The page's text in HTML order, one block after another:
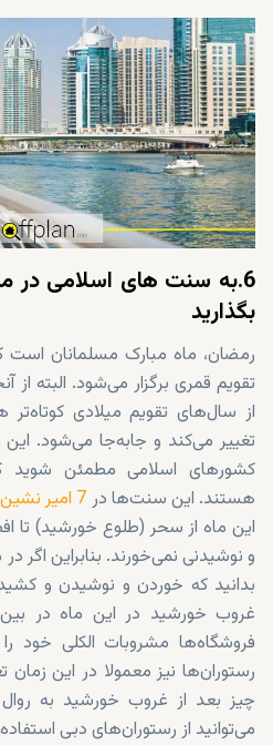
6.به سنت های اسلامی در
بگذارید
رمضان، ماه مبارک مسلمانان است
تقویم قمری برگزار می‌شود. البته
از سال‌های تقویم میلادی
تغییر می‌کند و جابه‌جا می‌شود. این
کشورهای اسلامی مطمئن
هستند. این سنت‌ها در
این ماه از سحر (طلوع خورشید) تا
و نوشیدنی نمی‌خورند. بنابراین اگر
بدانید که خوردن و نوشیدن و
غروب خورشید در این ماه در
فروشگاه‌ها مشروبات الکلی خود
رستوران‌ها نیز معمولا در این
چیز بعد از غروب خورشید به
می‌توانید از رستوران‌های دبی